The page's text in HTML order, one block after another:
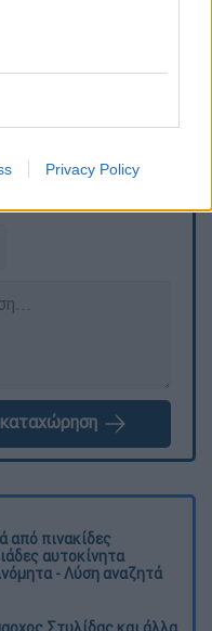
Privacy Policy
δική σας ευθύνη. Το
καταχώρηση
από πινακίδες
αυτοκίνητα
- Λύση αναζητά